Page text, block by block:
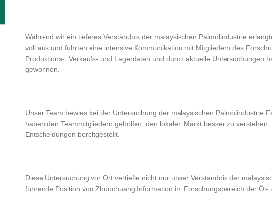
Während wir ein tieferes Verständnis der malaysischen Palmölindustrie
voll aus und führten eine intensive Kommunikation mit Mitgliedern des
Produktions-, Verkaufs- und Lagerdaten und durch aktuelle Untersuchungen
gewonnen.
Unser Team bewies bei der Untersuchung der malaysischen Palmölindustrie
haben den Teammitgliedern geholfen, den lokalen Markt besser zu
Entscheidungen bereitgestellt.
Diese Untersuchung vor Ort vertiefte nicht nur unser Verständnis der
führende Position von Zhuochuang Information im Forschungsbereich der Öl-